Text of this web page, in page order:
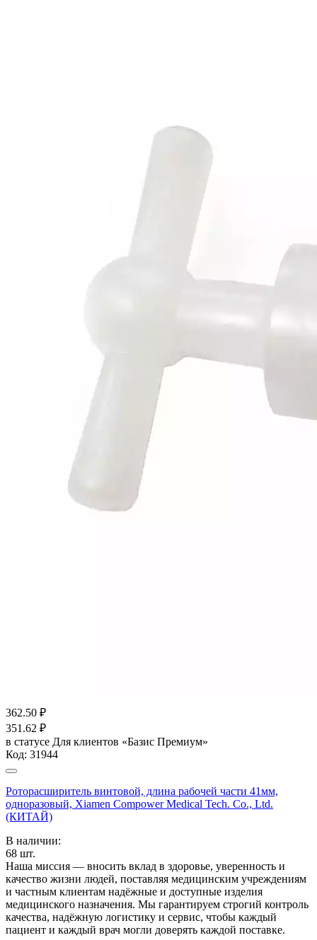
362.50 ₽
351.62 ₽
в статусе Для клиентов «Базис Премиум»
Код: 31944
Роторасширитель винтовой, длина рабочей части 41мм,
одноразовый, Xiamen Compower Medical Tech. Co., Ltd.
(КИТАЙ)
В наличии:
68 шт.
Наша миссия — вносить вклад в здоровье, уверенность и
качество жизни людей, поставляя медицинским учреждениям
и частным клиентам надёжные и доступные изделия
медицинского назначения. Мы гарантируем строгий контроль
качества, надёжную логистику и сервис, чтобы каждый
пациент и каждый врач могли доверять каждой поставке.